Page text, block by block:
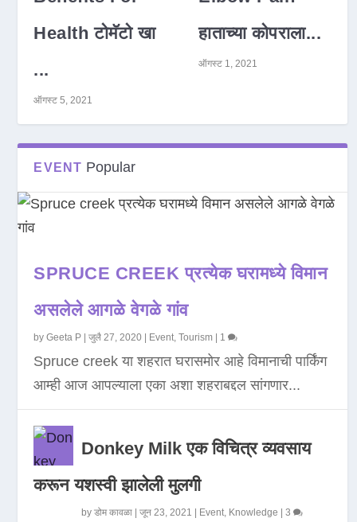
Health टोमॅटो खा
...
ऑगस्ट 5, 2021
हाताच्या कोपराला...
ऑगस्ट 1, 2021
EVENT Popular
SPRUCE CREEK प्रत्येक घरामध्ये विमान
असलेले आगळे वेगळे गांव
byGeeta P |जुलै 27, 2020 Event,Tourism 1
Spruce creek या शहरात घरासमोर आहे विमानाची पार्किंग
आम्ही आज आपल्याला एका अशा शहराबद्दल सांगणार...
Donkey Milk एक विचित्र व्यवसाय
करून यशस्वी झालेली मुलगी
byडोम कावळा |जून 23, 2021 Event, Knowledge |3